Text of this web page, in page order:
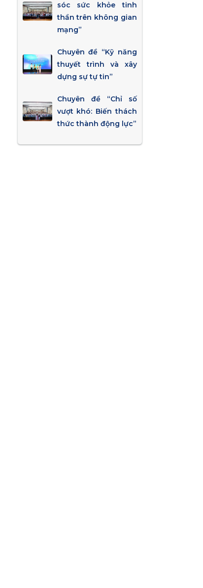
sóc sức khỏe tinh
thần trên không gian
mạng”
Chuyên đề “Kỹ năng
thuyết trình và xây
dựng sự tự tin”
Chuyên đề “Chỉ số
vượt khó: Biến thách
thức thành động lực”